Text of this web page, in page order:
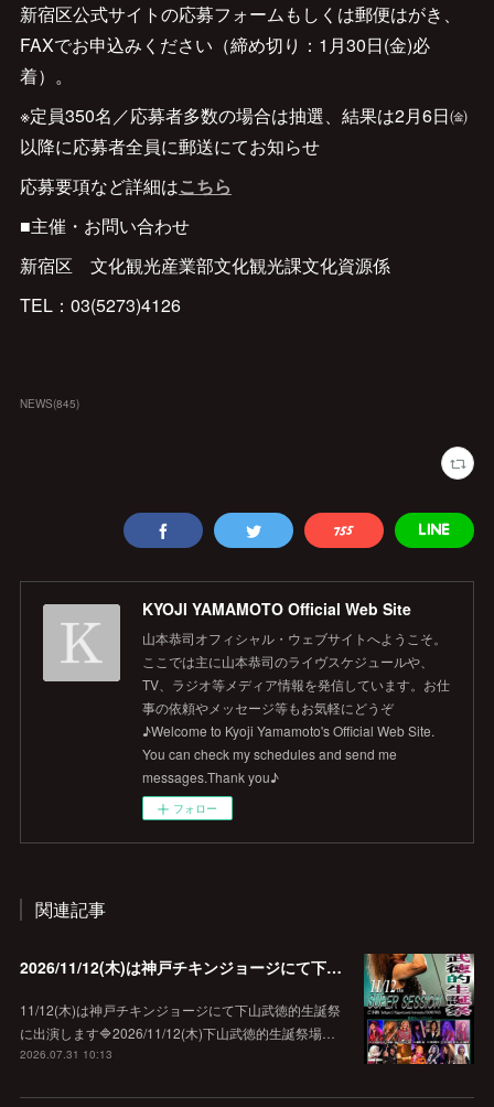
新宿区公式サイトの応募フォームもしくは郵便はがき、
FAXでお申込みください（締め切り：1月30日(金)必
着）。
※定員350名／応募者多数の場合は抽選、結果は2月6日㈮
以降に応募者全員に郵送にてお知らせ
応募要項など詳細はこちら
■主催・お問い合わせ
新宿区 文化観光産業部文化観光課文化資源係
TEL：03(5273)4126
NEWS(845)
KYOJI YAMAMOTO Official Web Site
山本恭司オフィシャル・ウェブサイトへようこそ。
ここでは主に山本恭司のライヴスケジュールや、
TV、ラジオ等メディア情報を発信しています。お仕
事の依頼やメッセージ等もお気軽にどうぞ
♪Welcome to Kyoji Yamamoto's Official Web Site.
You can check my schedules and send me
messages.Thank you♪
フォロー
関連記事
2026/11/12(木)は神戸チキンジョージにて下山武徳的生誕祭に出演します♪
11/12(木)は神戸チキンジョージにて下山武徳的生誕祭
に出演します🔷2026/11/12(木)下山武徳的生誕祭場…
2026.07.31 10:13